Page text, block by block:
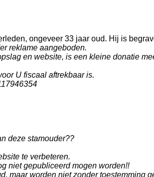
ongeveer 33 jaar oud. Hij is
reklame aangeboden.
en website, is een kleine donatie
U fiscaal aftrekbaar is.
deze stamouder??
te verbeteren.
niet gepubliceerd mogen worden!!
maar worden niet zonder toestemming